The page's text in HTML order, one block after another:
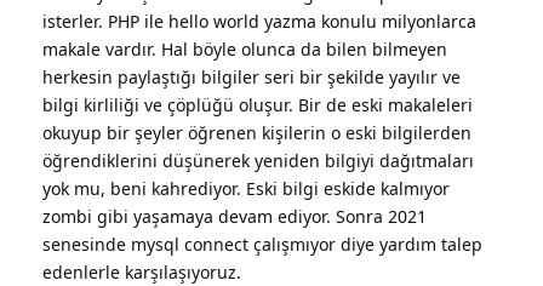
isterler. PHP ile hello world yazma konulu milyonlarca
makale vardır. Hal böyle olunca da bilen bilmeyen
herkesin paylaştığı bilgiler seri bir şekilde yayılır ve
bilgi kirliliği ve çöplüğü oluşur. Bir de eski makaleleri
okuyup bir şeyler öğrenen kişilerin o eski bilgilerden
öğrendiklerini düşünerek yeniden bilgiyi dağıtmaları
yok mu, beni kahrediyor. Eski bilgi eskide kalmıyor
zombi gibi yaşamaya devam ediyor. Sonra 2021
senesinde mysql connect çalışmıyor diye yardım talep
edenlerle karşılaşıyoruz.